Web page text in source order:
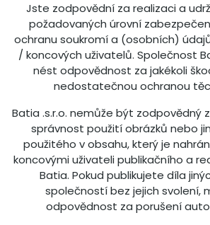
Jste zodpovědní za realizaci a
požadovaných úrovní
ochranu soukromí a (osobních)
/ koncových uživatelů. Společnost
nést odpovědnost za jakékoli
nedostatečnou ochranou
Batia .s.r.o. nemůže být zodpovědný
správnost použití obrázků nebo
použitého v obsahu, který je
koncovými uživateli publikačního a
Batia. Pokud publikujete díla
společností bez jejich svolení,
odpovědnost za porušení